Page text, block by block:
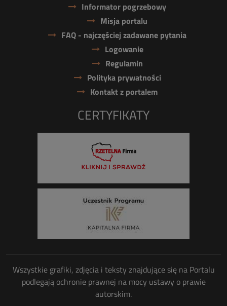
Informator pogrzebowy
Misja portalu
FAQ - najczęściej zadawane pytania
Logowanie
Regulamin
Polityka prywatności
Kontakt z portalem
CERTYFIKATY
Wszystkie grafiki, zdjęcia i teksty znajdujące się na Portalu
podlegają ochronie prawnej na mocy ustawy o prawie
autorskim.